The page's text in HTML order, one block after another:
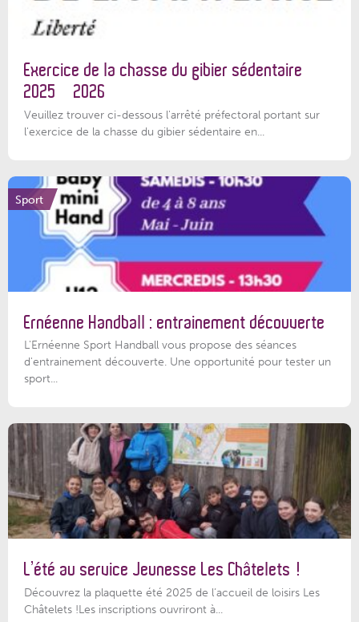
Exercice de la chasse du gibier sédentaire
2025 – 2026
Veuillez trouver ci-dessous l'arrêté préfectoral portant sur
l'exercice de la chasse du gibier sédentaire en...
Sport
Ernéenne Handball : entrainement découverte
L'Ernéenne Sport Handball vous propose des séances
d'entrainement découverte. Une opportunité pour tester un
sport...
L’été au service Jeunesse Les Châtelets !
Découvrez la plaquette été 2025 de l’accueil de loisirs Les
Châtelets !Les inscriptions ouvriront à...